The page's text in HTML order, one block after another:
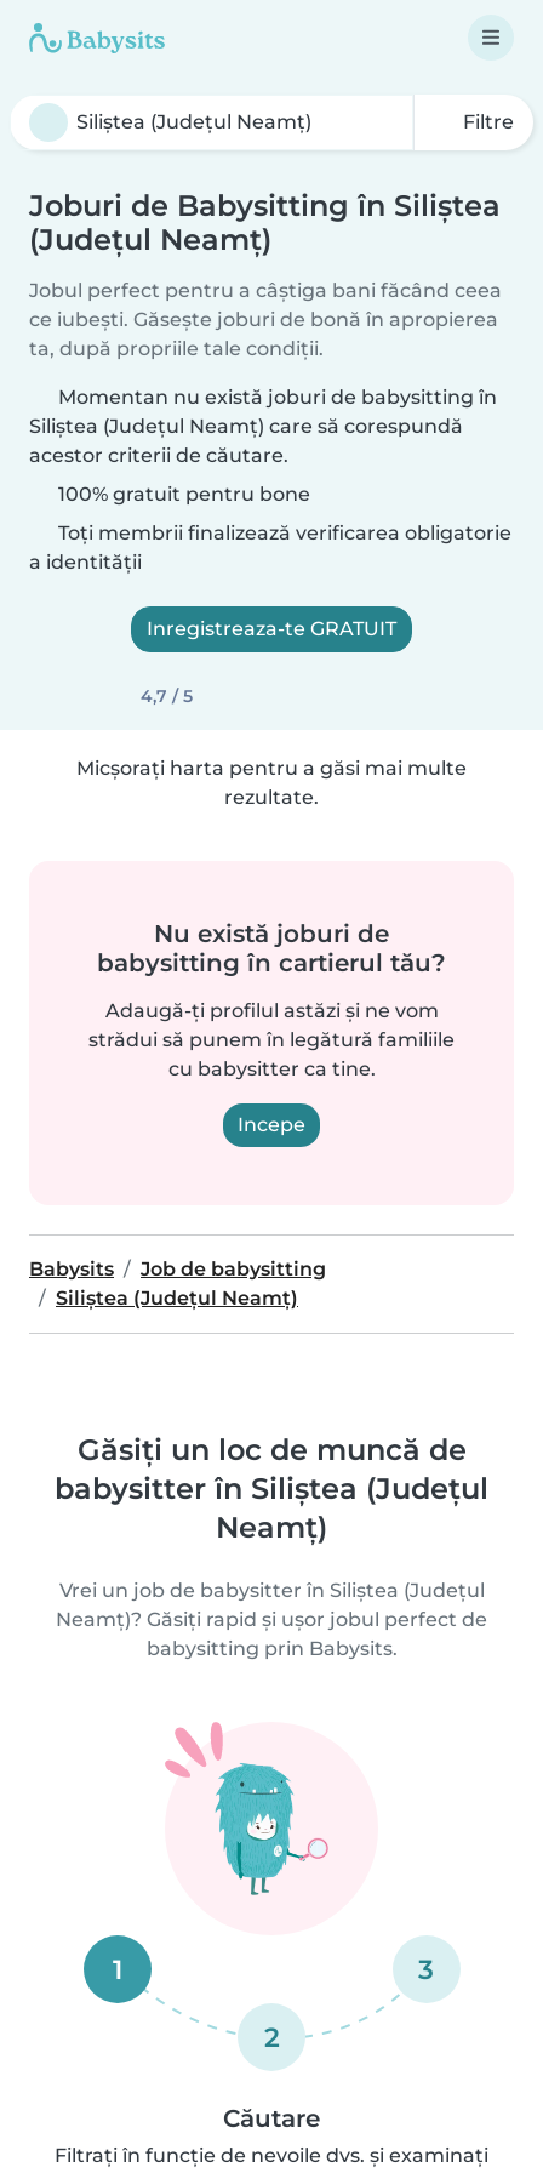
Filtre
Joburi de Babysitting în Siliștea
(Județul Neamț)
Jobul perfect pentru a câștiga bani făcând ceea
ce iubești. Găsește joburi de bonă în apropierea
ta, după propriile tale condiții.
Momentan nu există joburi de babysitting în
Siliștea (Județul Neamț) care să corespundă
acestor criterii de căutare.
100% gratuit pentru bone
Toți membrii finalizează verificarea obligatorie
a identității
Inregistreaza-te GRATUIT
4,7 / 5
Micșorați harta pentru a găsi mai multe
rezultate.
Nu există joburi de
babysitting în cartierul tău?
Adaugă-ți profilul astăzi și ne vom
strădui să punem în legătură familiile
cu babysitter ca tine.
Incepe
Babysits
Job de babysitting
Siliștea (Județul Neamț)
Găsiți un loc de muncă de
babysitter în Siliștea (Județul
Neamț)
Vrei un job de babysitter în Siliștea (Județul
Neamț)? Găsiți rapid și ușor jobul perfect de
babysitting prin Babysits.
1
2
3
Căutare
Filtrați în funcție de nevoile dvs. și examinați